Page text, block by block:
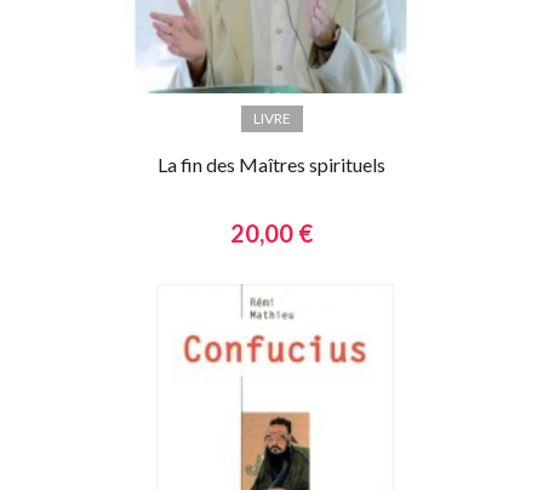
LIVRE
La fin des Maîtres spirituels
20,00 €